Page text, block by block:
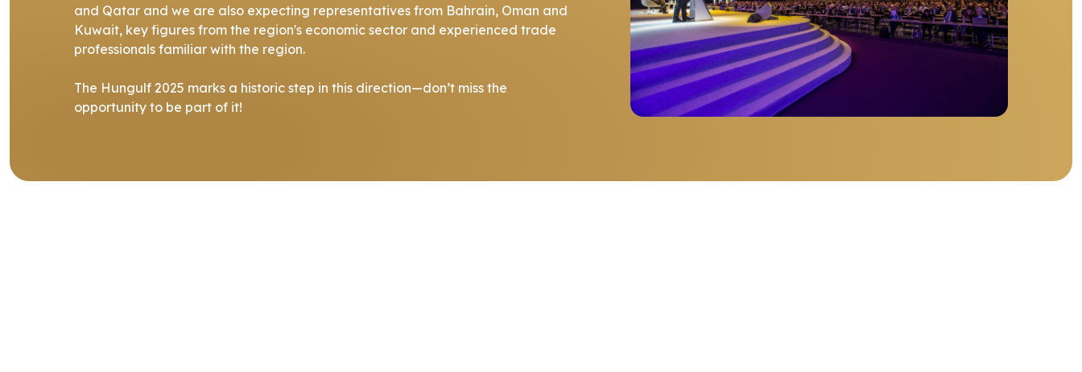
and Qatar and we are also expecting representatives from Bahrain, Oman and
Kuwait, key figures from the region's economic sector and experienced trade
professionals familiar with the region.
The Hungulf 2025 marks a historic step in this direction—don’t miss the
opportunity to be part of it!